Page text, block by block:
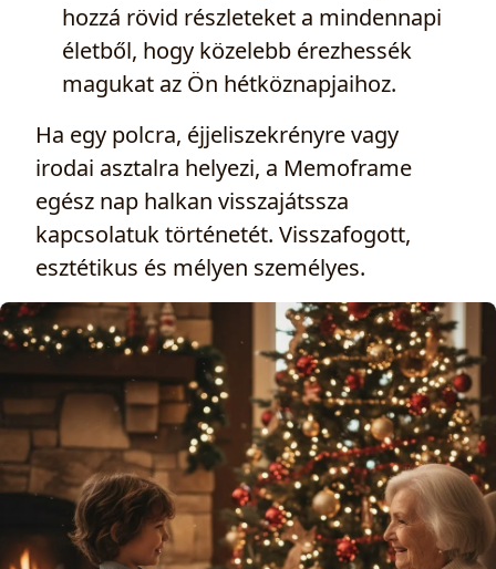
hozzá rövid részleteket a mindennapi
életből, hogy közelebb érezhessék
magukat az Ön hétköznapjaihoz.
Ha egy polcra, éjjeliszekrényre vagy
irodai asztalra helyezi, a Memoframe
egész nap halkan visszajátssza
kapcsolatuk történetét. Visszafogott,
esztétikus és mélyen személyes.